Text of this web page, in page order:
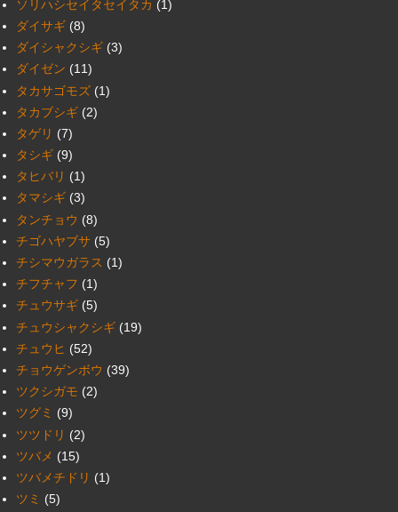
ソリハシセイタセイタカ (1)
ダイサギ (8)
ダイシャクシギ (3)
ダイゼン (11)
タカサゴモズ (1)
タカブシギ (2)
タゲリ (7)
タシギ (9)
タヒバリ (1)
タマシギ (3)
タンチョウ (8)
チゴハヤブサ (5)
チシマウガラス (1)
チフチャフ (1)
チュウサギ (5)
チュウシャクシギ (19)
チュウヒ (52)
チョウゲンボウ (39)
ツクシガモ (2)
ツグミ (9)
ツツドリ (2)
ツバメ (15)
ツバメチドリ (1)
ツミ (5)